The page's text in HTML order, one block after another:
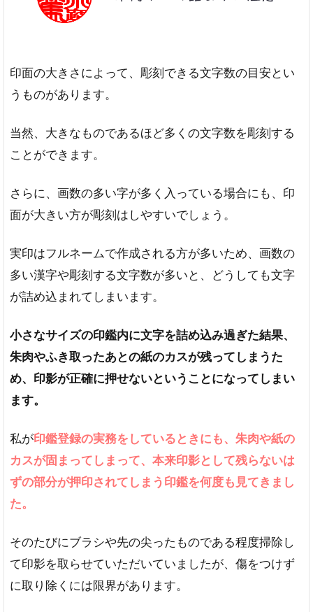
印面の大きさによって、彫刻できる文字数の目安とい
うものがあります。
当然、大きなものであるほど多くの文字数を彫刻する
ことができます。
さらに、画数の多い字が多く入っている場合にも、印
面が大きい方が彫刻はしやすいでしょう。
実印はフルネームで作成される方が多いため、画数の
多い漢字や彫刻する文字数が多いと、どうしても文字
が詰め込まれてしまいます。
小さなサイズの印鑑内に文字を詰め込み過ぎた結果、
朱肉やふき取ったあとの紙のカスが残ってしまうた
め、印影が正確に押せないということになってしまい
ます。
私が印鑑登録の実務をしているときにも、朱肉や紙の
カスが固まってしまって、本来印影として残らないは
ずの部分が押印されてしまう印鑑を何度も見てきまし
た。
そのたびにブラシや先の尖ったものである程度掃除し
て印影を取らせていただいていましたが、傷をつけず
に取り除くには限界があります。